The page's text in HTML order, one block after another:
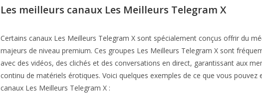
Les meilleurs canaux Les Meilleurs Telegram X
Certains canaux Les Meilleurs Telegram X sont spécialement conçus offrir du
majeurs de niveau premium. Ces groupes Les Meilleurs Telegram X sont
avec des vidéos, des clichés et des conversations en direct, garantissant aux
continu de matériels érotiques. Voici quelques exemples de ce que vous pouvez
canaux Les Meilleurs Telegram X :